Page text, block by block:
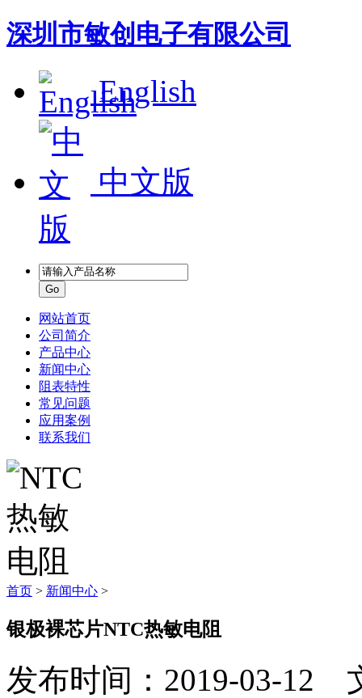
深圳市敏创电子有限公司
English
中文版
网站首页
公司简介
产品中心
新闻中心
阻表特性
常见问题
应用案例
联系我们
首页 > 新闻中心 >
银极裸芯片NTC热敏电阻
发布时间：2019-03-12